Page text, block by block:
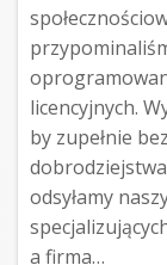
licencyjnych.
by zupełnie
odsyłamy
a firma…